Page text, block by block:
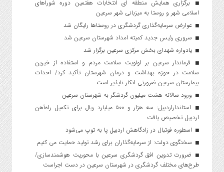
برگزاری همایش منطقه ای انتخابات هفتمین دوره شوراهای
اسلامی شهر و روستا به میزبانی شهر سرعین
عوارض سرمایه‌گذاری گردشگری در روستاها رایگان شد
سروری رئیس جدید کمیته امداد شهرستان سرعین شد
یادواره شهدای بخش مرکزی سرعین برگزار شد
فرماندار سرعین بر اولویت سلامت مردم و استفاده از خیرین
سلامت در حوزه بهداشت و درمان شهرستان تأکید کرد/ احداث
بیمارستان سرعین ضرورتی انکار ناپذیر است
ورود سالانه هشت میلیون گردشگر به شهرستان سرعین
استانداراردبیل: سه هزار و ۵۰۰ میلیارد ریال برای تکمیل راه‌آهن
اردبیل تخصیص یافت
اسطوره فوتبال در زادگاهش اردبیل پا به توپ می‌شود
سخنگوی دولت: از سرمایه‌گذاران برای رشد تولید حمایت می کنیم
ضرورت تدوین افق گردشگری سرعین با محوریت هوشمندسازی/
طرح‌های مختلف گردشگری در شهرستان سرعین در دست اجراست